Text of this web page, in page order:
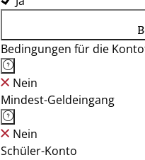
Bedingungen für die
Nein
Mindest-Geldeingang
Nein
Schüler-Konto